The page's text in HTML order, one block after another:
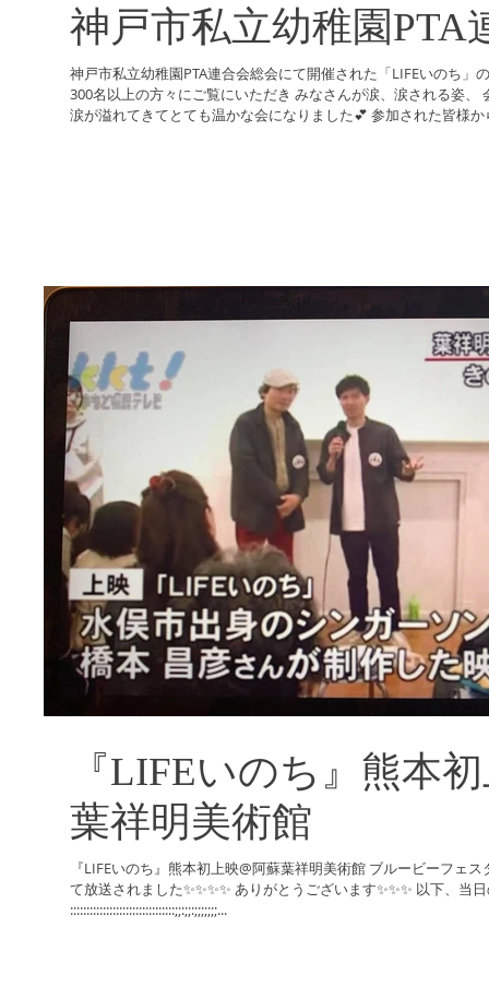
神戸市私立幼稚園PTA
神戸市私立幼稚園PTA連合会総会にて開催された「LIFEいのち」
300名以上の方々にご覧にいただき みなさんが涙、涙される姿、 会場に包まれる空気から 私たちまで
涙が溢れてきてとても温かな会になりました💕 参加された皆様か
『LIFEいのち』熊本
葉祥明美術館
『LIFEいのち』熊本初上映@阿蘇葉祥明美術館 ブルービーフェスタ の様子が KKT
て放送されました✨✨✨✨ ありがとうございます✨✨✨ 以下、当日の様子です。
::::::::::::::::::::::::::::::::;;:;;:;;;;;;;...